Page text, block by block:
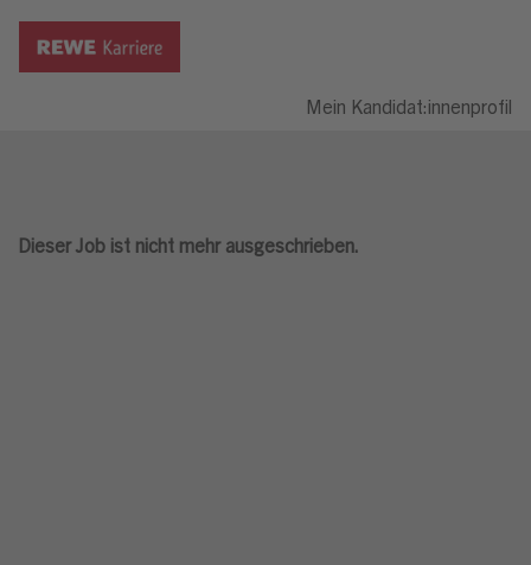
Mein Kandidat:innenprofil
Dieser Job ist nicht mehr ausgeschrieben.